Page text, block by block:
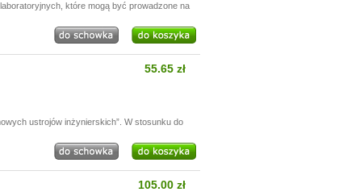
które mogą być prowadzone na
55.65 zł
ustrojów inżynierskich”. W stosunku do
105.00 zł